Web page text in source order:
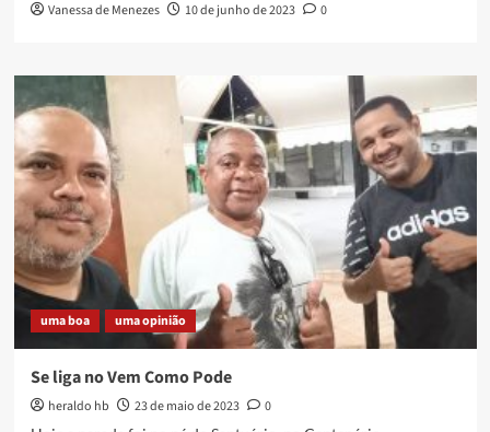
Vanessa de Menezes 10 de junho de 2023 0
uma boa uma opinião
Se liga no Vem Como Pode
heraldo hb 23 de maio de 2023
0